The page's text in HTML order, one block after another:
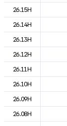
26.15H
26.14H
26.13H
26.12H
26.11H
26.10H
26.09H
26.08H